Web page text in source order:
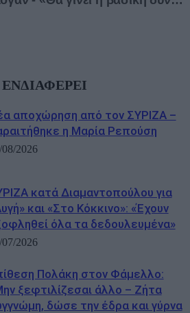
αποχώρηση από τον ΣΥΡΙΖΑ –
η Μαρία Ρεπούση
2026
κατά Διαμαντοπούλου για
και «Στο Κόκκινο»: «Έχουν
όλα τα δεδουλευμένα»
07/2026
Πολάκη στον Φάμελλο:
ξεφτιλίζεσαι άλλο – Ζήτα
δώσε την έδρα και γύρνα